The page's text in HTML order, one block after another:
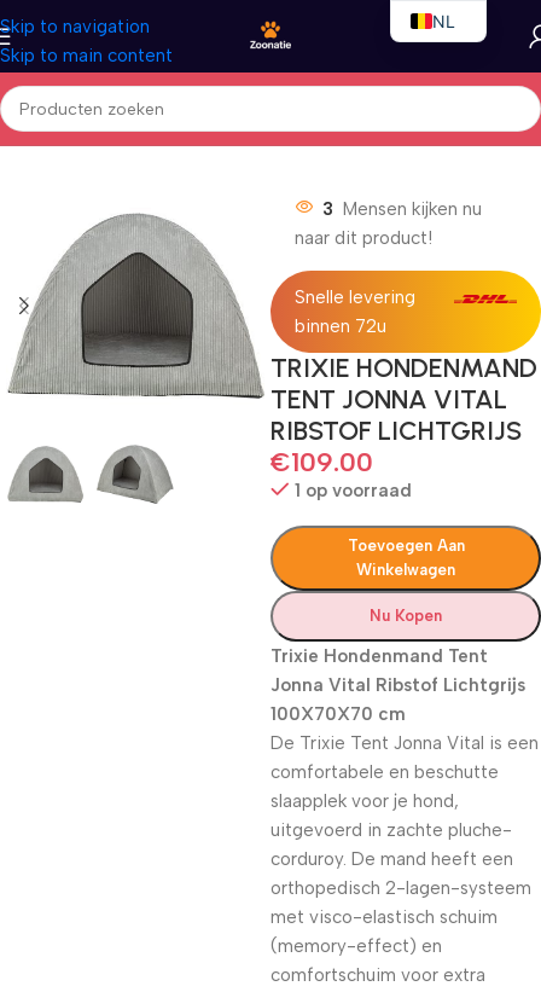
Skip to navigation
Skip to main content
Home/Honden/Hondenbedden
3 Mensen kijken nu
naar dit product!
Snelle levering
binnen 72u
TRIXIE HONDENMAND
TENT JONNA VITAL
RIBSTOF LICHTGRIJS
€109.00
1 op voorraad
Toevoegen Aan
Winkelwagen
Nu Kopen
Trixie Hondenmand Tent
Jonna Vital Ribstof Lichtgrijs
100X70X70 cm
De Trixie Tent Jonna Vital is een
comfortabele en beschutte
slaapplek voor je hond,
uitgevoerd in zachte pluche-
corduroy. De mand heeft een
orthopedisch 2-lagen-systeem
met visco-elastisch schuim
(memory-effect) en
comfortschuim voor extra
NL